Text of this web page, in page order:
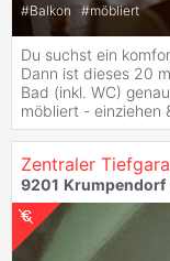
#Balkon #möbliert
Du suchst ein
Dann ist dieses 20
Bad (inkl. WC)
möbliert - einziehen
9201 Krumpendorf